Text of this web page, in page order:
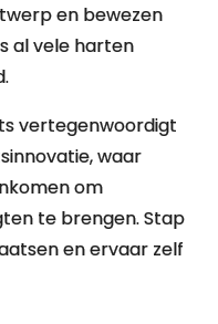
en bewezen
al vele harten
vertegenwoordigt
waar
om
te brengen. Stap
en ervaar zelf